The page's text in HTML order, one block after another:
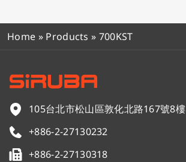
Home » Products » 700KST
105台北市松山區敦化北路167號8樓
+886-2-27130232
+886-2-27130318